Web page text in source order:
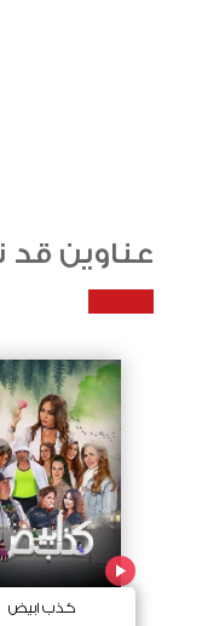
عناوين
كذب ابيض